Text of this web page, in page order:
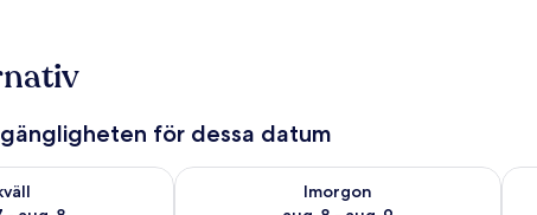
för dessa datum
för ikväll aug. 7 - aug. 8
Imorgon
Kontrollera tillgängligheten för imorgon